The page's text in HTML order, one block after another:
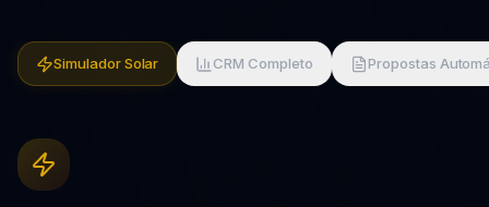
Simulador Solar CRM Completo Propostas